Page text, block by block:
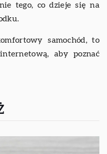
tego, co dzieje się na
samochód, to
aby poznać